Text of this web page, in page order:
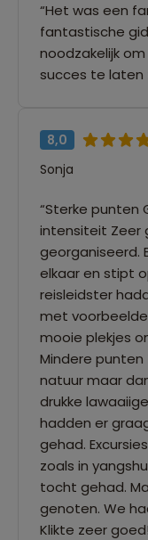
“Het was een
fantastische
noodzakelijk
succes te laten
8,0
Sonja
“Sterke punten
intensiteit Zeer
georganiseerd.
elkaar en stipt
reisleidster
met
mooie plekjes
Mindere
natuur maar
drukke
hadden er
gehad. Excursies waren soms erg toeristisch
zoals in
tocht gehad. Maar al met al hebben we enorm
genoten. We
Klikte zeer